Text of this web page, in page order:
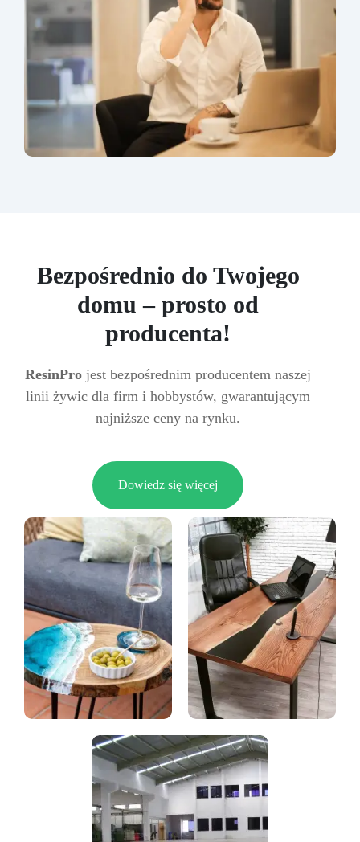
Bezpośrednio do Twojego
domu – prosto od
producenta!
ResinPro jest bezpośrednim producentem naszej
linii żywic dla firm i hobbystów, gwarantującym
najniższe ceny na rynku.
Dowiedz się więcej